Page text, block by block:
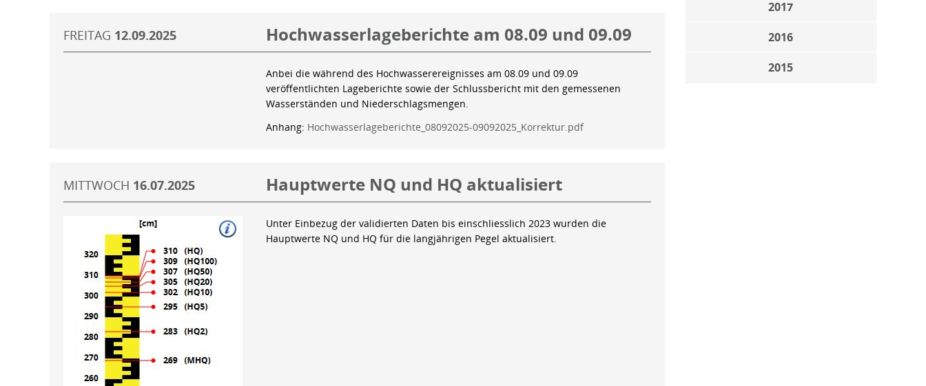
2017
2016
2015
FREITAG 12.09.2025 Hochwasserlageberichte am 08.09 und 09.09
Anbei die während des Hochwasserereignisses am 08.09 und 09.09
veröffentlichten Lageberichte sowie der Schlussbericht mit den gemessenen
Wasserständen und Niederschlagsmengen.
Anhang: Hochwasserlageberichte_08092025-09092025_Korrektur.pdf
MITTWOCH 16.07.2025 Hauptwerte NQ und HQ aktualisiert
Unter Einbezug der validierten Daten bis einschliesslich 2023 wurden die
Hauptwerte NQ und HQ für die langjährigen Pegel aktualisiert.